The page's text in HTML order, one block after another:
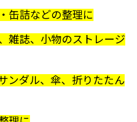
缶詰などの整理に
雑誌、小物のストレージ
ンダル、傘、折りたたん